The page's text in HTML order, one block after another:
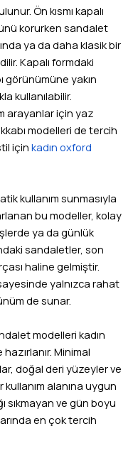
Ön kısmı kapalı
korurken sandalet
ya da daha klasik bir
Kapalı formdaki
görünümüne yakın
kullanılabilir.
arayanlar için yaz
modelleri de tercih
için kadın oxford
kullanım sunmasıyla
bu modeller, kolay
ya da günlük
sandaletler, son
haline gelmiştir.
yalnızca rahat
de sunar.
modelleri kadın
Minimal
doğal deri yüzeyler ve
alanına uygun
sıkmayan ve gün boyu
en çok tercih